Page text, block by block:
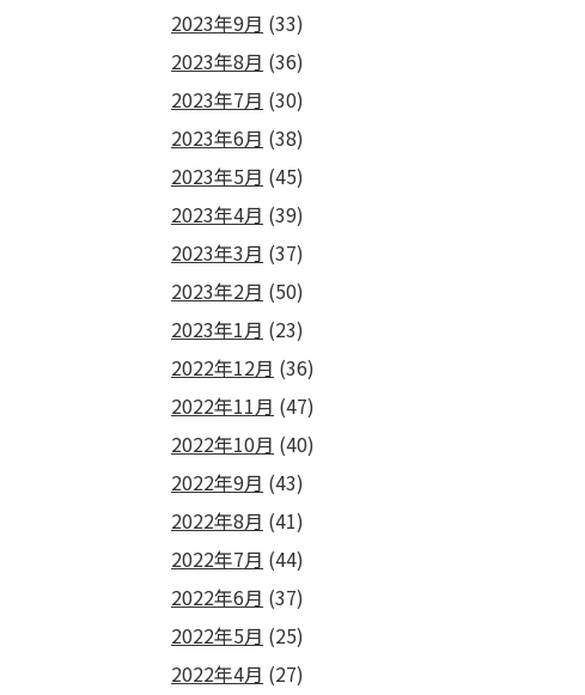
2023年9月 (33)
2023年8月 (36)
2023年7月 (30)
2023年6月 (38)
2023年5月 (45)
2023年4月 (39)
2023年3月 (37)
2023年2月 (50)
2023年1月 (23)
2022年12月 (36)
2022年11月 (47)
2022年10月 (40)
2022年9月 (43)
2022年8月 (41)
2022年7月 (44)
2022年6月 (37)
2022年5月 (25)
2022年4月 (27)